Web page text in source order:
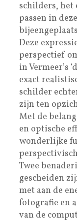
schilders, het
passen in
Deze
perspectief
in Vermeer’s
exact
schilder
zijn ten
Met de
en optische
wonderlijke
Twee
gescheiden
met aan de
fotografie en
van de